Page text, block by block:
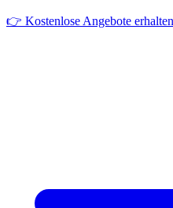
👉 Kostenlose Angebote